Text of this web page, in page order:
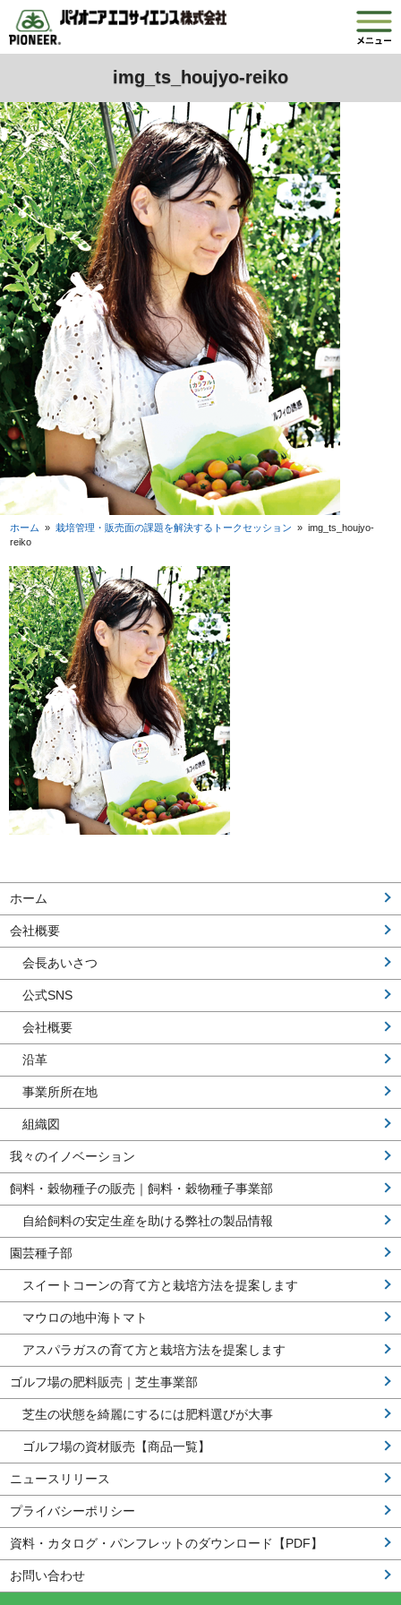
img_ts_houjyo-reiko
ホーム »栽培管理・販売面の課題を解決するトークセッション »img_ts_houjyo-
reiko
ホーム
会社概要
会長あいさつ
公式SNS
会社概要
沿革
事業所所在地
組織図
我々のイノベーション
飼料・穀物種子の販売｜飼料・穀物種子事業部
自給飼料の安定生産を助ける弊社の製品情報
園芸種子部
スイートコーンの育て方と栽培方法を提案します
マウロの地中海トマト
アスパラガスの育て方と栽培方法を提案します
ゴルフ場の肥料販売｜芝生事業部
芝生の状態を綺麗にするには肥料選びが大事
ゴルフ場の資材販売【商品一覧】
ニュースリリース
プライバシーポリシー
資料・カタログ・パンフレットのダウンロード【PDF】
お問い合わせ